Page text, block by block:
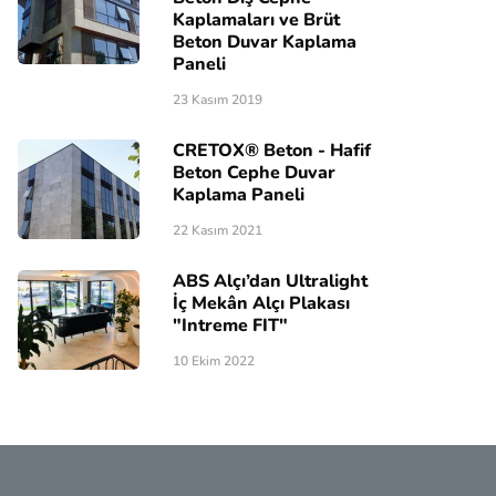
Kaplamaları ve Brüt
Beton Duvar Kaplama
Paneli
23 Kasım 2019
CRETOX® Beton - Hafif
Beton Cephe Duvar
Kaplama Paneli
22 Kasım 2021
ABS Alçı’dan Ultralight
İç Mekân Alçı Plakası
"Intreme FIT"
10 Ekim 2022